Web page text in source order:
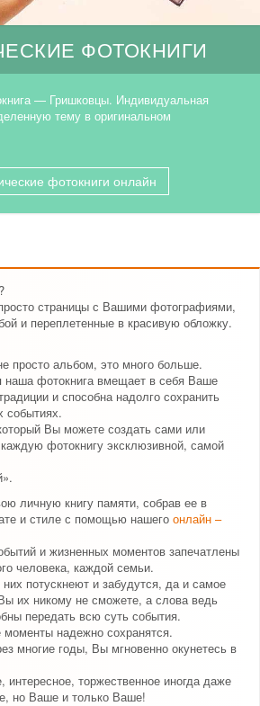
ФОТОКНИГИ
— Гришковцы. Индивидуальная
тему в оригинальном
фотокниги онлайн
страницы с Вашими фотографиями,
и переплетенные в красивую обложку.
просто альбом, это много больше.
наша фотокнига вмещает в себя Ваше
и способна надолго сохранить
событиях.
Вы можете создать сами или
фотокнигу эксклюзивной, самой
личную книгу памяти, собрав ее в
и стиле с помощью нашего онлайн –
и жизненных моментов запечатлены
человека, каждой семьи.
потускнеют и забудутся, да и самое
их никому не сможете, а слова ведь
передать всю суть события.
надежно сохранятся.
многие годы, Вы мгновенно окунетесь в
интересное, торжественное иногда даже
но Ваше и только Ваше!